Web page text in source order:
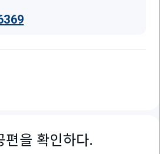
편을 확인하다.